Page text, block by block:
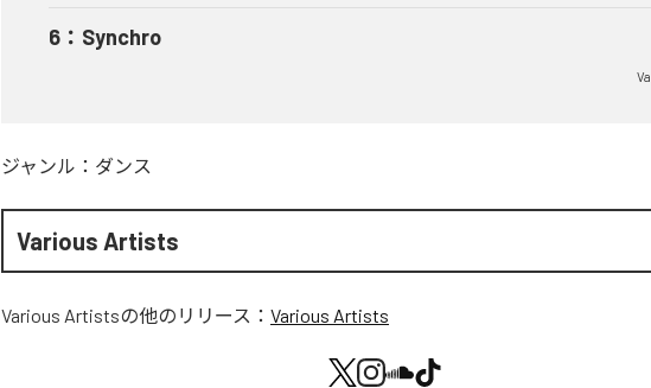
6 ： Synchro
ジャンル： ダンス
Various Artists
Various Artistsの他のリリース： Various Artists